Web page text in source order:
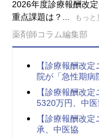
2026年度診療報酬改
重点課題は？...
もっと
薬剤師コラム編集部
【診療報酬改
院が「急性期病
【診療報酬改
5320万円、中医
【診療報酬改
承、中医協